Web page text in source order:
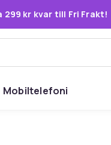
299 kr kvar till Fri Frakt!
Mobiltelefoni